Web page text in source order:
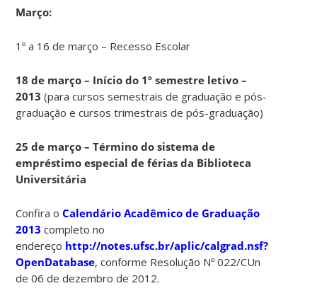
Março:
1º a 16 de março – Recesso Escolar
18 de março – Início do 1º semestre letivo –
2013 (para cursos semestrais de graduação e pós-
graduação e cursos trimestrais de pós-graduação)
25 de março – Término do sistema de
empréstimo especial de férias da Biblioteca
Universitária
Confira oCalendário Acadêmico de Graduação
2013 completo no
endereço http://notes.ufsc.br/aplic/calgrad.nsf?
OpenDatabase, conforme Resolução Nº 022/CUn
de 06 de dezembro de 2012.